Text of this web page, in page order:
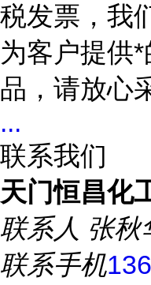
税发票，我
为客户提供
品，请放心
...
联系我们
天门恒昌化
联系人 张秋
联系手机